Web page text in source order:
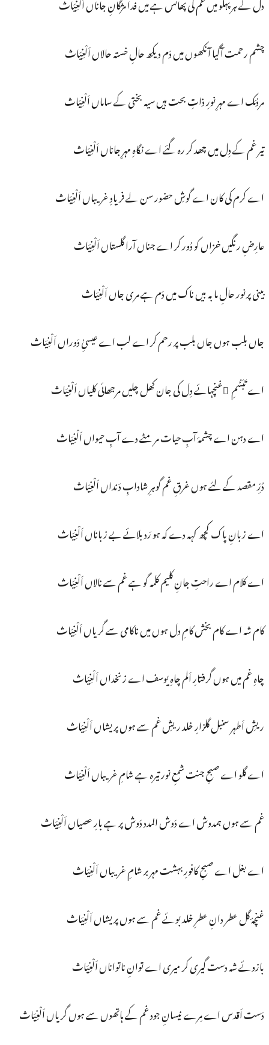
چشم رحمت آگیا آنکھوں میں دَم دیکھ حالِ خستہ حالاں اَلْغِیَاث
مردُمَک اے مہرِ نورِ ذاتِ بحت ہیں سیہ بختی کے ساماں اَلْغِیَاث
تیر غم کے دِل میں چھد کر رہ گئے اے نگاہِ مہرِ جاناں اَلْغِیَاث
اے کرم کی کان اے گوشِ حضور سن لے فریادِ غریباں اَلْغِیَاث
عارِضِ رنگیں خزاں کو دُور کر اے جناں آرا گلستاں اَلْغِیَاث
بینی پرنور حالِ ما بہ بیں ناک میں دَم ہے مری جاں اَلْغِیَاث
جاں بلب ہوں جاں بلب پر رحم کر اے لب اے عیسیِٰ دَوراں اَلْغِیَاث
اے تَبَسُّمِ ُغنچہائے دِل کی جان کھل چلیں مرجھائی کلیاں اَلْغِیَاث
اے دہن اے چشمۂ آبِ حیات مر مٹے دے آبِ حیواں اَلْغِیَاث
دُرِّ مقصد کے لئے ہوں غرقِ غم گوہرِ شادابِ دَنداں اَلْغِیَاث
اے زبانِ پاک کچھ کہہ دے کہ ہو رَد بلائے بے زباناں اَلْغِیَاث
اے کلام اے راحتِ جانِ کلیم کلمہ گو ہے غم سے نالاں اَلْغِیَاث
کام شہ اے کام بخش کامِ دل ہوں میں ناکامی سے گریاں اَلْغِیَاث
چاہِ غم میں ہوں گرفتارِ اَلم چاہِ یوسف اے زنخداں اَلْغِیَاث
ریشِ اَطہر سنبل گلزارِ خلد ریشِ غم سے ہوں پریشاں اَلْغِیَاث
اے گلو اے صبحِ جنت شمعِ نور تیرہ ہے شامِ غریباں اَلْغِیَاث
غم سے ہوں ہمدوش اے دَوش المدد دَوش پر ہے بارِ عصیاں اَلْغِیَاث
اے بغل اے صبحِ کافورِ بہشت مہر بر شامِ غریباں اَلْغِیَاث
غنچۂ گل عطر دانِ عطرِ خلد بوئے غم سے ہوں پریشاں اَلْغِیَاث
بازوئے شہ دست گیری کر میری اے توانِ ناتواناں اَلْغِیَاث
دَست اَقدس اے مِرے نیسانِ جود غم کے ہاتھوں سے ہوں گریاں اَلْغِیَاث